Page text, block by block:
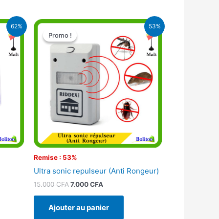
62% 53%
Promo !
Remise : 53%
Promo !
Ultra sonic repulseur (Anti Rongeur)
15.000CFA
Le
prix
initial
était :
15.000 CFA.
7.000CFA
Le
actuel
est :
7.000 CFA.
Ajouter au panier